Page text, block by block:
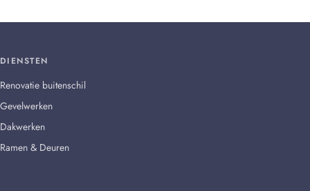
DIENSTEN
Renovatie buitenschil
Gevelwerken
Dakwerken
Ramen & Deuren